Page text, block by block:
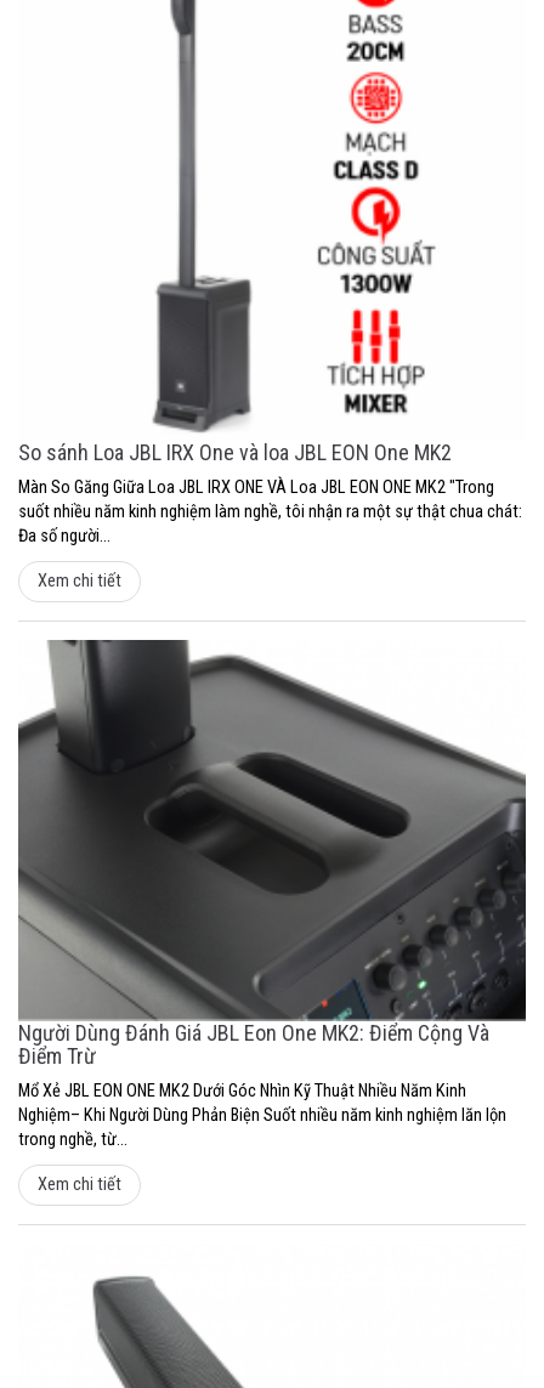
So sánh Loa JBL IRX One và loa JBL EON One MK2
Màn So Găng Giữa Loa JBL IRX ONE VÀ Loa JBL EON ONE MK2 "Trong
suốt nhiều năm kinh nghiệm làm nghề, tôi nhận ra một sự thật chua chát:
Đa số người...
Xem chi tiết
Người Dùng Đánh Giá JBL Eon One MK2: Điểm Cộng Và
Điểm Trừ
Mổ Xẻ JBL EON ONE MK2 Dưới Góc Nhìn Kỹ Thuật Nhiều Năm Kinh
Nghiệm– Khi Người Dùng Phản Biện Suốt nhiều năm kinh nghiệm lăn lộn
trong nghề, từ...
Xem chi tiết